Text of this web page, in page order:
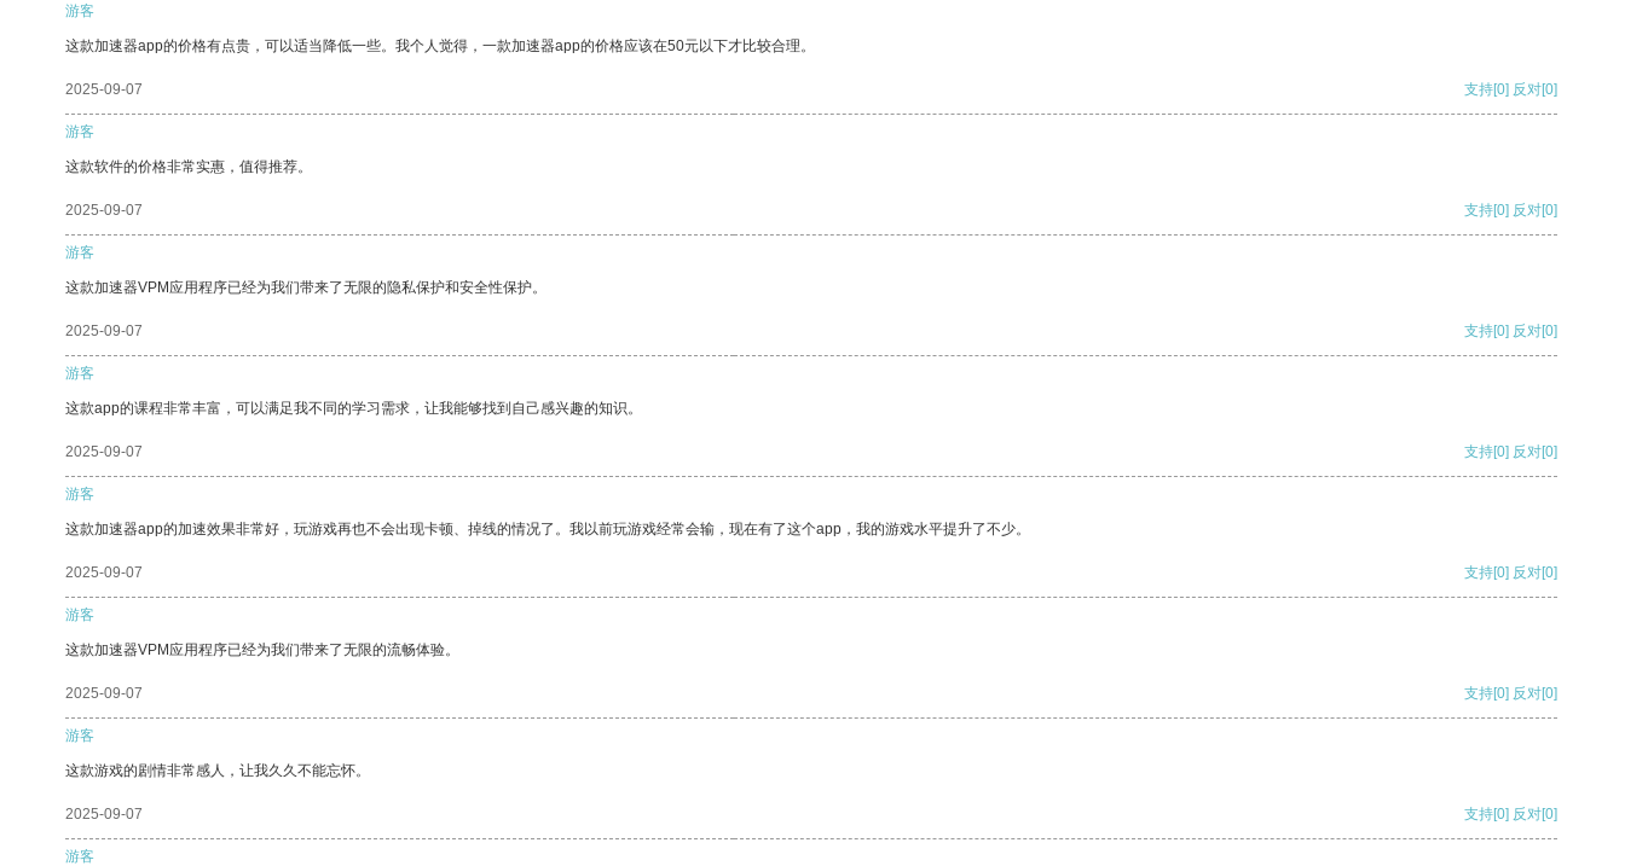
游客
这款加速器app的价格有点贵，可以适当降低一些。我个人觉得，一款加速器app的价格应该在50元以下才比较合理。
2025-09-07 支持[0] 反对[0]
游客
这款软件的价格非常实惠，值得推荐。
2025-09-07 支持[0] 反对[0]
游客
这款加速器VPM应用程序已经为我们带来了无限的隐私保护和安全性保护。
2025-09-07 支持[0] 反对[0]
游客
这款app的课程非常丰富，可以满足我不同的学习需求，让我能够找到自己感兴趣的知识。
2025-09-07 支持[0] 反对[0]
游客
这款加速器app的加速效果非常好，玩游戏再也不会出现卡顿、掉线的情况了。我以前玩游戏经常会输，现在有了这个app，我的游戏水平提升了不少。
2025-09-07 支持[0] 反对[0]
游客
这款加速器VPM应用程序已经为我们带来了无限的流畅体验。
2025-09-07 支持[0] 反对[0]
游客
这款游戏的剧情非常感人，让我久久不能忘怀。
2025-09-07 支持[0] 反对[0]
游客